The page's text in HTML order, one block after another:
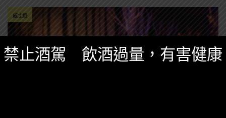
威士忌
禁止酒駕 飲酒過量，有害健康